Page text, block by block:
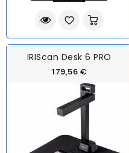
IRIScan Desk 6 PRO
179,56 €